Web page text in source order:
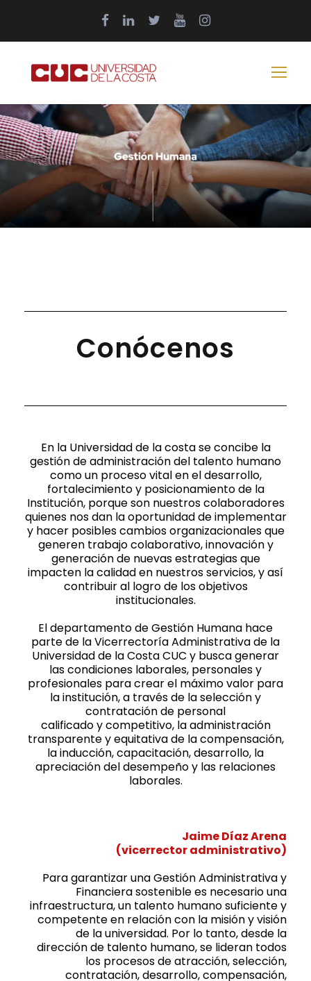
Conócenos
En la Universidad de la costa se concibe la
gestión de administración del talento humano
como un proceso vital en el desarrollo,
fortalecimiento y posicionamiento de la
Institución, porque son nuestros colaboradores
quienes nos dan la oportunidad de implementar
y hacer posibles cambios organizacionales que
generen trabajo colaborativo, innovación y
generación de nuevas estrategias que
impacten la calidad en nuestros servicios, y así
contribuir al logro de los objetivos
institucionales.
El departamento de Gestión Humana hace
parte de la Vicerrectoría Administrativa de la
Universidad de la Costa CUC y busca generar
las condiciones laborales, personales y
profesionales para crear el máximo valor para
la institución, a través de la selección y
contratación de personal
calificado y competitivo, la administración
transparente y equitativa de la compensación,
la inducción, capacitación, desarrollo, la
apreciación del desempeño y las relaciones
laborales.
Jaime Díaz Arena
(vicerrector administrativo)
Para garantizar una Gestión Administrativa y
Financiera sostenible es necesario una
infraestructura, un talento humano suficiente y
competente en relación con la misión y visión
de la universidad. Por lo tanto, desde la
dirección de talento humano, se lideran todos
los procesos de atracción, selección,
contratación, desarrollo, compensación,